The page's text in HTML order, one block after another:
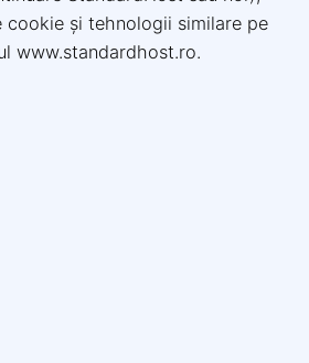
cookie și tehnologii similare pe
www.standardhost.ro.